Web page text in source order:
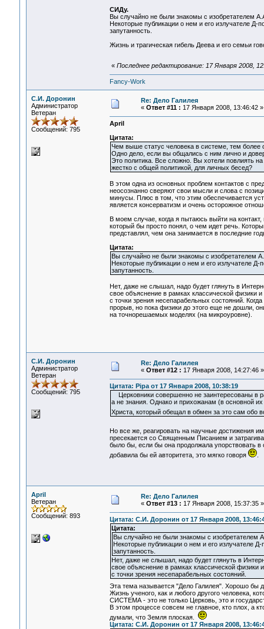
СИДу.
Вы случайно не были знакомы с изобретателем
Некоторые публикации о нем и его излучателе Д-
запутанность.
Жизнь и трагическая гибель Деева и его семьи
« Последнее редактирование: 17 Января 2008,
Fancy-Work
С.И. Доронин
Администратор
Ветеран
Сообщений: 795
Re: Дело Галилея
« Ответ #11 : 17 Января 2008, 13:46:42 »
April
Цитата:
Чем выше статус человека в системе, тем более
Одно дело, если вы общались с ним лично и
Это политика. Все сложно. Вы хотели повлиять
жестко с общей политикой, для личных бесед?
В этом одна из основных проблем контактов с
неосознанно сверяют свои мысли и слова с
минусы. Плюс в том, что этим обеспечивается
является консерватизм и очень осторожное
В моем случае, когда я пытаюсь выйти на
который бы просто понял, о чем идет речь.
представлял, чем она занимается в последние
Цитата:
Вы случайно не были знакомы с изобретателем
Некоторые публикации о нем и его излучателе
запутанность.
Нет, даже не слышал, надо будет глянуть в
свое объяснение в рамках классической физики
с точки зрения несепарабельных состояний.
прорыв, но пока физики до этого еще не дошли,
на точнорешаемых моделях (на микроуровне).
С.И. Доронин
Администратор
Ветеран
Сообщений: 795
Re: Дело Галилея
« Ответ #12 : 17 Января 2008, 14:27:46 »
Цитата: Pipa от 17 Января 2008, 10:38:19
Церковники совершенно не заинтересованы в
а не знания. Однако и прихожанам (в основной
Христа, который обещал в обмен за это сам обо
Но все же, реагировать на научные достижения
пресекается со Священным Писанием и
было бы, если бы она продолжала упорствовать
добавила бы ей авторитета, это мягко говоря
.
April
Ветеран
Сообщений: 893
Re: Дело Галилея
« Ответ #13 : 17 Января 2008, 15:37:35 »
Цитата: С.И. Доронин от 17 Января 2008,
Цитата:
Вы случайно не были знакомы с изобретателем
Некоторые публикации о нем и его излучателе
запутанность.
Нет, даже не слышал, надо будет глянуть в
свое объяснение в рамках классической
с точки зрения несепарабельных состояний.
Эта тема называется "Дело Галилея". Хорошо бы
Жизнь ученого, как и любого другого человека,
СИСТЕМА - это не только Церковь, это и
В этом процессе совсем не главное, кто плох, а
думали, что Земля плоская.
Цитата: С.И. Доронин от 17 Января 2008,